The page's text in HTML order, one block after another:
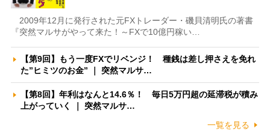
2009年12月に発行された元FXトレーダー・磯貝清明氏の著書
『突然マルサがやって来た！～FXで10億円稼い…
【第9回】もう一度FXでリベンジ！ 種銭は差し押さえを免れ
た”ヒミツのお金” ｜ 突然マルサ…
【第8回】年利はなんと14.6％！ 毎日5万円超の延滞税が積み
上がっていく ｜ 突然マルサ…
一覧を見る